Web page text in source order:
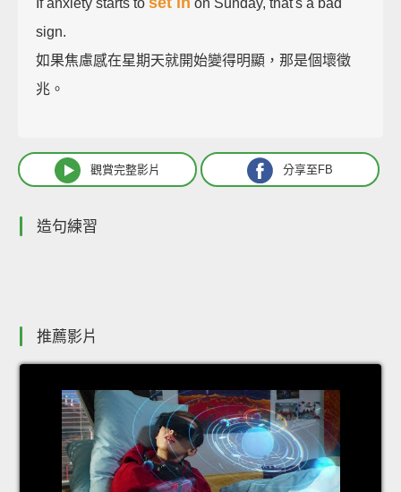
If anxiety starts to
on Sunday, that's a bad
sign.
如果焦慮感在星期天就開始變得明顯，那是個壞徵
兆。
觀賞完整影片 分享至FB
造句練習
推薦影片